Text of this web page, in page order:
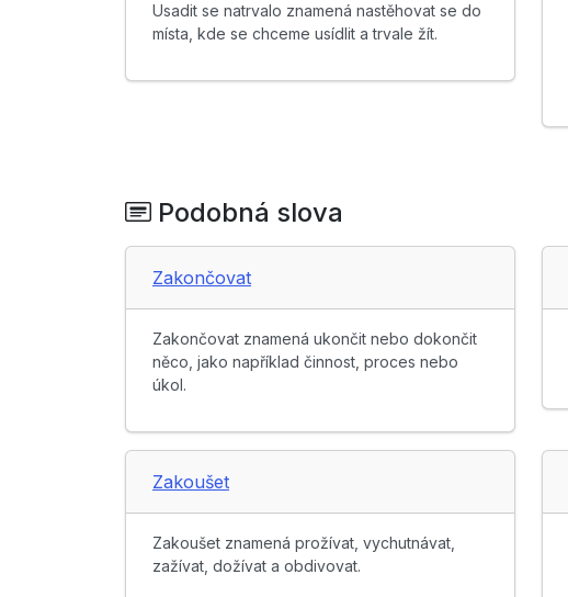
Usadit se natrvalo znamená nastěhovat se do
místa, kde se chceme usídlit a trvale žít.
Podobná slova
Zakončovat
Zakončovat znamená ukončit nebo dokončit
něco, jako například činnost, proces nebo
úkol.
Zakoušet
Zakoušet znamená prožívat, vychutnávat,
zažívat, dožívat a obdivovat.